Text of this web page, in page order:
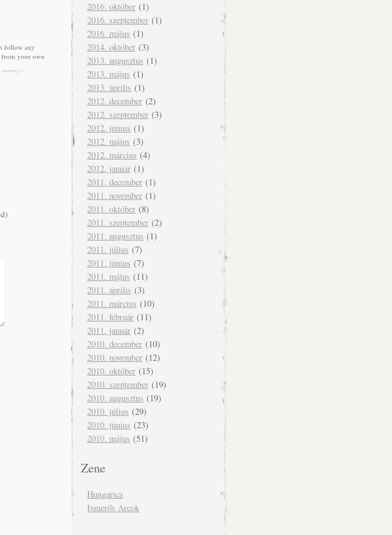
follow any
from your own
2016. október (1)
2016. szeptember (1)
2016. május (1)
2014. október (3)
2013. augusztus (1)
2013. május (1)
2013. április (1)
2012. december (2)
2012. szeptember (3)
2012. június (1)
2012. május (3)
2012. március (4)
2012. január (1)
2011. december (1)
2011. november (1)
2011. október (8)
2011. szeptember (2)
2011. augusztus (1)
2011. július (7)
2011. június (7)
2011. május (11)
2011. április (3)
2011. március (10)
2011. február (11)
2011. január (2)
2010. december (10)
2010. november (12)
2010. október (15)
2010. szeptember (19)
2010. augusztus (19)
2010. július (29)
2010. június (23)
2010. május (51)
Zene
Hungarica
Ismerős Arcok